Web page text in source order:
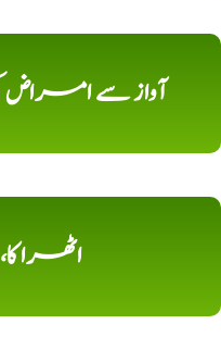
آواز سے امراض
اٹھرا